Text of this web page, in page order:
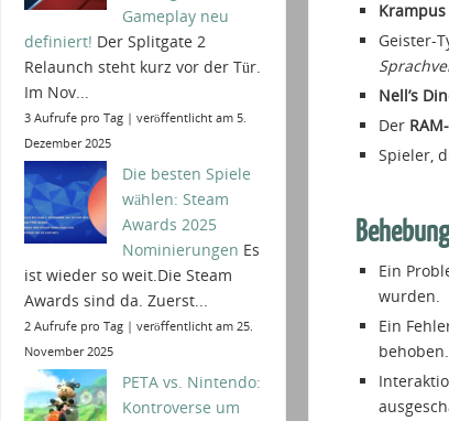
Krampus
Geister-
Nell’s
Der
Spieler,
Ein
wurden.
Ein
behoben.
Gameplay neu
definiert! Der Splitgate 2
Relaunch steht kurz vor der Tür.
Im Nov...
3 Aufrufe pro Tag |veröffentlicht am 5.
Dezember 2025
Die besten Spiele
wählen: Steam
Awards 2025
Nominierungen Es
ist wieder so weit.Die Steam
Awards sind da. Zuerst...
2 Aufrufe pro Tag |veröffentlicht am 25.
November 2025
PETA vs. Nintendo:
Kontroverse um